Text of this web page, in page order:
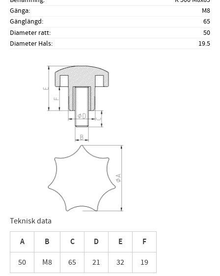
Gänga
M8
Gänglängd
65
Diameter ratt
50
Diameter Hals
19.5
Teknisk data
A B C D E F
50 M8 65 21 32 19